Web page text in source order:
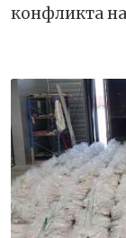
конфликта